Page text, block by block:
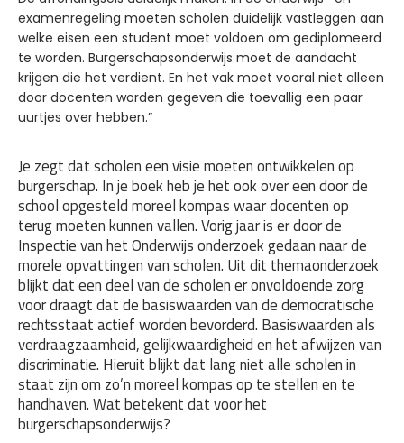
examenregeling moeten scholen duidelijk vastleggen aan
welke eisen een student moet voldoen om gediplomeerd
te worden. Burgerschapsonderwijs moet de aandacht
krijgen die het verdient. En het vak moet vooral niet alleen
door docenten worden gegeven die toevallig een paar
uurtjes over hebben.”
Je zegt dat scholen een visie moeten ontwikkelen op
burgerschap. In je boek heb je het ook over een door de
school opgesteld moreel kompas waar docenten op
terug moeten kunnen vallen. Vorig jaar is er door de
Inspectie van het Onderwijs onderzoek gedaan naar de
morele opvattingen van scholen. Uit dit themaonderzoek
blijkt dat een deel van de scholen er onvoldoende zorg
voor draagt dat de basiswaarden van de democratische
rechtsstaat actief worden bevorderd. Basiswaarden als
verdraagzaamheid, gelijkwaardigheid en het afwijzen van
discriminatie. Hieruit blijkt dat lang niet alle scholen in
staat zijn om zo’n moreel kompas op te stellen en te
handhaven. Wat betekent dat voor het
burgerschapsonderwijs?